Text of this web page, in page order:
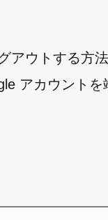
アウトする方
アカウントを